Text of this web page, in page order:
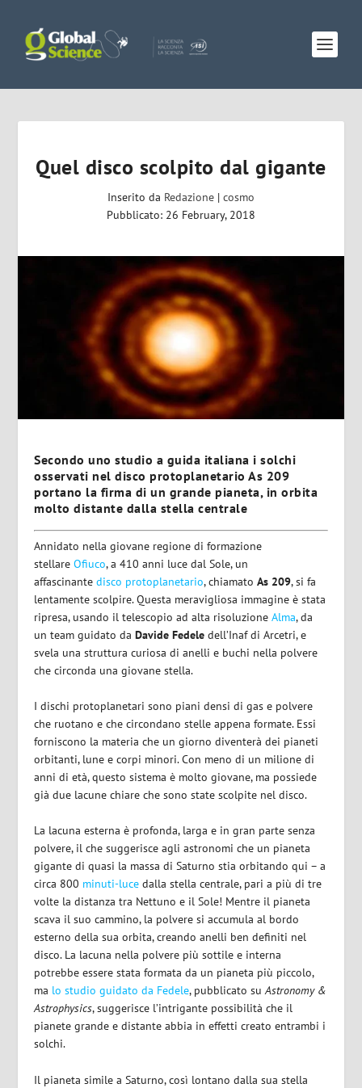
Quel disco scolpito dal gigante
Inserito da Redazione | cosmo
Pubblicato: 26 February, 2018
Secondo uno studio a guida italiana i solchi
osservati nel disco protoplanetario As 209
portano la firma di un grande pianeta, in orbita
molto distante dalla stella centrale
Annidato nella giovane regione di formazione
stellareOfiuco, a 410 anni luce dal Sole, un
affascinantedisco protoplanetario, chiamatoAs 209, si fa
lentamente scolpire. Questa meravigliosa immagine è stata
ripresa, usando il telescopio ad alta risoluzioneAlma, da
un team guidato daDavide Fedele dell’Inaf di Arcetri, e
svela una struttura curiosa di anelli e buchi nella polvere
che circonda una giovane stella.
I dischi protoplanetari sono piani densi di gas e polvere
che ruotano e che circondano stelle appena formate. Essi
forniscono la materia che un giorno diventerà dei pianeti
orbitanti, lune e corpi minori. Con meno di un milione di
anni di età, questo sistema è molto giovane, ma possiede
già due lacune chiare che sono state scolpite nel disco.
La lacuna esterna è profonda, larga e in gran parte senza
polvere, il che suggerisce agli astronomi che un pianeta
gigante di quasi la massa di Saturno stia orbitando qui – a
circa 800 minuti-luce dalla stella centrale, pari a più di tre
volte la distanza tra Nettuno e il Sole! Mentre il pianeta
scava il suo cammino, la polvere si accumula al bordo
esterno della sua orbita, creando anelli ben definiti nel
disco. La lacuna nella polvere più sottile e interna
potrebbe essere stata formata da un pianeta più piccolo,
ma lo studio guidato da Fedele, pubblicato suAstronomy &
Astrophysics, suggerisce l’intrigante possibilità che il
pianete grande e distante abbia in effetti creato entrambi i
solchi.
Il pianeta simile a Saturno, così lontano dalla sua stella